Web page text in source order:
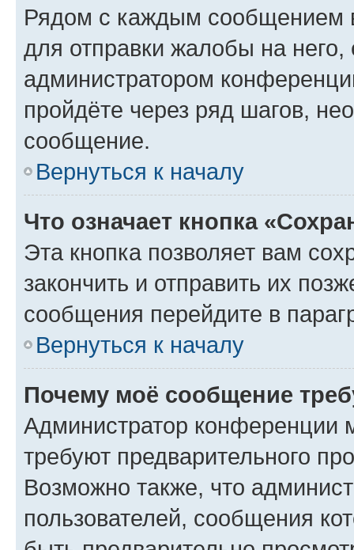
Рядом с каждым сообщением
для отправки жалобы на
администратором
пройдёте через ряд шагов,
сообщение.
Вернуться к началу
Что означает кнопка
Эта кнопка позволяет вам
закончить и отправить их
сообщения перейдите в
Вернуться к началу
Почему моё сообщение
Администратор конференции
требуют предварительного
Возможно также, что
пользователей, сообщения